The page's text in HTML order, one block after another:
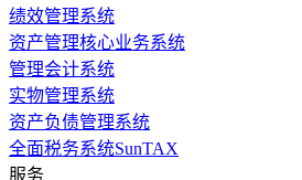
绩效管理系统
资产管理核心业务系统
管理会计系统
实物管理系统
资产负债管理系统
全面税务系统SunTAX
服务